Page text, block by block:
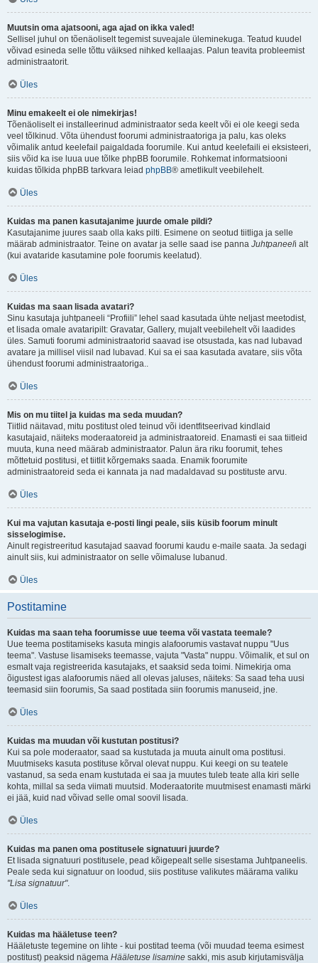
Muutsin oma ajatsooni, aga ajad on ikka valed!
Sellisel juhul on tõenäoliselt tegemist suveajale üleminekuga. Teatud kuudel
võivad esineda selle tõttu väiksed nihked kellaajas. Palun teavita probleemist
administraatorit.
Üles
Minu emakeelt ei ole nimekirjas!
Tõenäoliselt ei installeerinud administraator seda keelt või ei ole keegi seda
veel tõlkinud. Võta ühendust foorumi administraatoriga ja palu, kas oleks
võimalik antud keelefail paigaldada foorumile. Kui antud keelefaili ei eksisteeri,
siis võid ka ise luua uue tõlke phpBB foorumile. Rohkemat informatsiooni
kuidas tõlkida phpBB tarkvara leiad phpBB® ametlikult veebilehelt.
Üles
Kuidas ma panen kasutajanime juurde omale pildi?
Kasutajanime juures saab olla kaks pilti. Esimene on seotud tiitliga ja selle
määrab administraator. Teine on avatar ja selle saad ise panna Juhtpaneeli alt
(kui avataride kasutamine pole foorumis keelatud).
Üles
Kuidas ma saan lisada avatari?
Sinu kasutaja juhtpaneeli “Profiili” lehel saad kasutada ühte neljast meetodist,
et lisada omale avataripilt: Gravatar, Gallery, mujalt veebilehelt või laadides
üles. Samuti foorumi administraatorid saavad ise otsustada, kas nad lubavad
avatare ja millisel viisil nad lubavad. Kui sa ei saa kasutada avatare, siis võta
ühendust foorumi administraatoriga..
Üles
Mis on mu tiitel ja kuidas ma seda muudan?
Tiitlid näitavad, mitu postitust oled teinud või identfitseerivad kindlaid
kasutajaid, näiteks moderaatoreid ja administraatoreid. Enamasti ei saa tiitleid
muuta, kuna need määrab administraator. Palun ära riku foorumit, tehes
mõttetuid postitusi, et tiitlit kõrgemaks saada. Enamik foorumite
administraatoreid seda ei kannata ja nad madaldavad su postituste arvu.
Üles
Kui ma vajutan kasutaja e-posti lingi peale, siis küsib foorum minult
sisselogimise.
Ainult registreeritud kasutajad saavad foorumi kaudu e-maile saata. Ja sedagi
ainult siis, kui administraator on selle võimaluse lubanud.
Üles
Postitamine
Kuidas ma saan teha foorumisse uue teema või vastata teemale?
Uue teema postitamiseks kasuta mingis alafoorumis vastavat nuppu "Uus
teema". Vastuse lisamiseks teemasse, vajuta "Vasta" nuppu. Võimalik, et sul on
esmalt vaja registreerida kasutajaks, et saaksid seda toimi. Nimekirja oma
õigustest igas alafoorumis näed all olevas jaluses, näiteks: Sa saad teha uusi
teemasid siin foorumis, Sa saad postitada siin foorumis manuseid, jne.
Üles
Kuidas ma muudan või kustutan postitusi?
Kui sa pole moderaator, saad sa kustutada ja muuta ainult oma postitusi.
Muutmiseks kasuta postituse kõrval olevat nuppu. Kui keegi on su teatele
vastanud, sa seda enam kustutada ei saa ja muutes tuleb teate alla kiri selle
kohta, millal sa seda viimati muutsid. Moderaatorite muutmisest enamasti märki
ei jää, kuid nad võivad selle omal soovil lisada.
Üles
Kuidas ma panen oma postitusele signatuuri juurde?
Et lisada signatuuri postitusele, pead kõigepealt selle sisestama Juhtpaneelis.
Peale seda kui signatuur on loodud, siis postituse valikutes määrama valiku
"Lisa signatuur".
Üles
Kuidas ma hääletuse teen?
Hääletuste tegemine on lihte - kui postitad teema (või muudad teema esimest
postitust) peaksid nägema Hääletuse lisamine sakki, mis asub kirjutamisvälja